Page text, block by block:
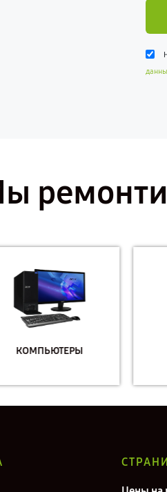
КОМПЬЮТЕРЫ